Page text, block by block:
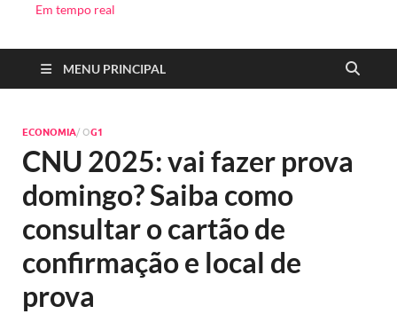
Em tempo real
MENU PRINCIPAL
ECONOMIA/ OG1
CNU 2025: vai fazer prova
domingo? Saiba como
consultar o cartão de
confirmação e local de
prova